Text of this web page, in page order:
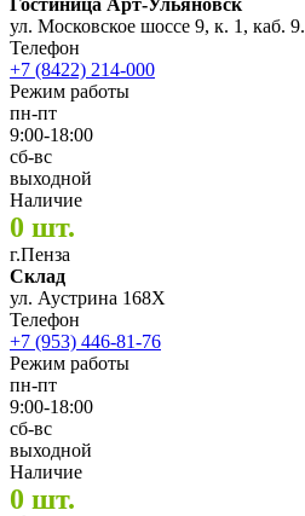
Гостиница Арт-Ульяновск
ул. Московское шоссе 9, к. 1, каб. 9.
Телефон
+7 (8422) 214-000
Режим работы
пн-пт
9:00-18:00
сб-вс
выходной
Наличие
0 шт.
г.Пенза
Склад
ул. Аустрина 168Х
Телефон
+7 (953) 446-81-76
Режим работы
пн-пт
9:00-18:00
сб-вс
выходной
Наличие
0 шт.